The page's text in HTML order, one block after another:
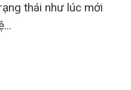
thái như lúc mới